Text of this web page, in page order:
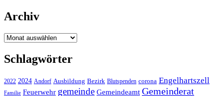
Archiv
Archiv
Schlagwörter
2022 2024 Andorf Ausbildung Bezirk Blutspenden corona Engelhartszell
Familie Feuerwehr gemeinde Gemeindeamt Gemeinderat